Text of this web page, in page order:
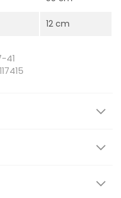
12 cm
41